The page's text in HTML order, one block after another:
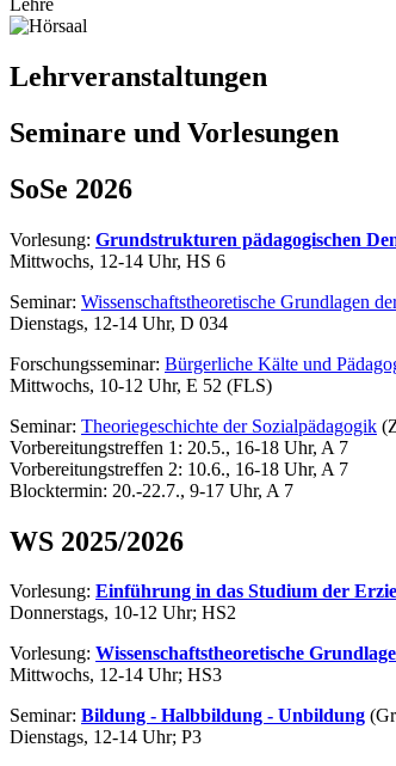
Lehre
Lehrveranstaltungen
Seminare und Vorlesungen
SoSe 2026
Vorlesung: Grundstrukturen pädagogischen
Mittwochs, 12-14 Uhr, HS 6
Seminar: Wissenschaftstheoretische Grundlagen
Dienstags, 12-14 Uhr, D 034
Forschungsseminar: Bürgerliche Kälte und
Mittwochs, 10-12 Uhr, E 52 (FLS)
Seminar: Theoriegeschichte der Sozialpädagogik
Vorbereitungstreffen 1: 20.5., 16-18 Uhr, A 7
Vorbereitungstreffen 2: 10.6., 16-18 Uhr, A 7
Blocktermin: 20.-22.7., 9-17 Uhr, A 7
WS 2025/2026
Vorlesung: Einführung in das Studium der
Donnerstags, 10-12 Uhr; HS2
Vorlesung: Wissenschaftstheoretische
Mittwochs, 12-14 Uhr; HS3
Seminar: Bildung - Halbbildung - Unbildung
Dienstags, 12-14 Uhr; P3